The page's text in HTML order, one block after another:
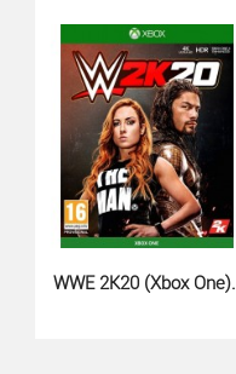
WRC 10 на Xbox
гоночных
WWE 2K20 (Xbox